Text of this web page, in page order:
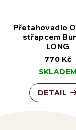
Přetahovadlo
střapcem
LONG
770 Kč
SKLADEM
DETAIL